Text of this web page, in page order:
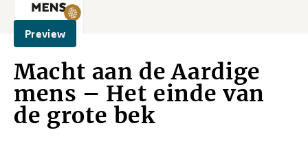
Preview
Macht aan de Aardige
mens – Het einde van
de grote bek